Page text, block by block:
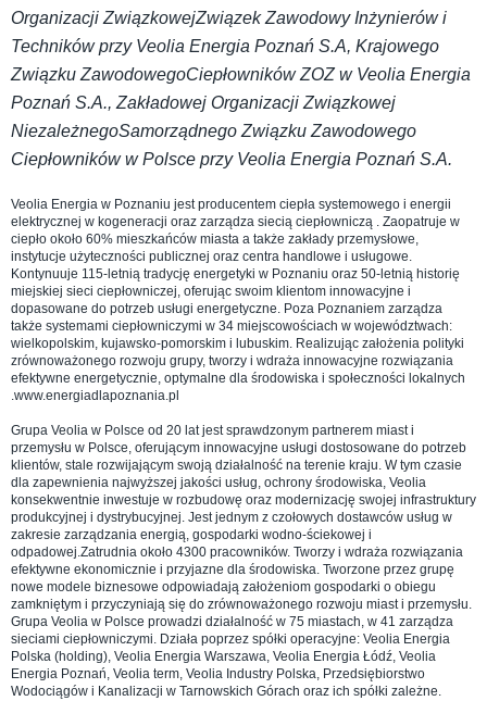
Organizacji ZwiązkowejZwiązek Zawodowy Inżynierów i
Techników przy Veolia Energia Poznań S.A, Krajowego
Związku ZawodowegoCiepłowników ZOZ w Veolia Energia
Poznań S.A., Zakładowej Organizacji Związkowej
NiezależnegoSamorządnego Związku Zawodowego
Ciepłowników w Polsce przy Veolia Energia Poznań S.A.
Veolia Energia w Poznaniu jest producentem ciepła systemowego i energii
elektrycznej w kogeneracji oraz zarządza siecią ciepłowniczą . Zaopatruje w
ciepło około 60% mieszkańców miasta a także zakłady przemysłowe,
instytucje użyteczności publicznej oraz centra handlowe i usługowe.
Kontynuuje 115-letnią tradycję energetyki w Poznaniu oraz 50-letnią historię
miejskiej sieci ciepłowniczej, oferując swoim klientom innowacyjne i
dopasowane do potrzeb usługi energetyczne. Poza Poznaniem zarządza
także systemami ciepłowniczymi w 34 miejscowościach w województwach:
wielkopolskim, kujawsko-pomorskim i lubuskim. Realizując założenia polityki
zrównoważonego rozwoju grupy, tworzy i wdraża innowacyjne rozwiązania
efektywne energetycznie, optymalne dla środowiska i społeczności lokalnych
.www.energiadlapoznania.pl
Grupa Veolia w Polsce od 20 lat jest sprawdzonym partnerem miast i
przemysłu w Polsce, oferującym innowacyjne usługi dostosowane do potrzeb
klientów, stale rozwijającym swoją działalność na terenie kraju. W tym czasie
dla zapewnienia najwyższej jakości usług, ochrony środowiska, Veolia
konsekwentnie inwestuje w rozbudowę oraz modernizację swojej infrastruktury
produkcyjnej i dystrybucyjnej. Jest jednym z czołowych dostawców usług w
zakresie zarządzania energią, gospodarki wodno-ściekowej i
odpadowej.Zatrudnia około 4300 pracowników. Tworzy i wdraża rozwiązania
efektywne ekonomicznie i przyjazne dla środowiska. Tworzone przez grupę
nowe modele biznesowe odpowiadają założeniom gospodarki o obiegu
zamkniętym i przyczyniają się do zrównoważonego rozwoju miast i przemysłu.
Grupa Veolia w Polsce prowadzi działalność w 75 miastach, w 41 zarządza
sieciami ciepłowniczymi. Działa poprzez spółki operacyjne: Veolia Energia
Polska (holding), Veolia Energia Warszawa, Veolia Energia Łódź, Veolia
Energia Poznań, Veolia term, Veolia Industry Polska, Przedsiębiorstwo
Wodociągów i Kanalizacji w Tarnowskich Górach oraz ich spółki zależne.